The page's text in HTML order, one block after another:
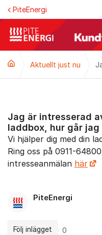
Hoppa till innehåll
PiteEnergi
Aktuellt just nu
Jag är intresserad
laddbox, hur går
Vi hjälper dig med din
Ring oss på 0911-
intresseanmälan här
PiteEnergi
Följ inlägget 0